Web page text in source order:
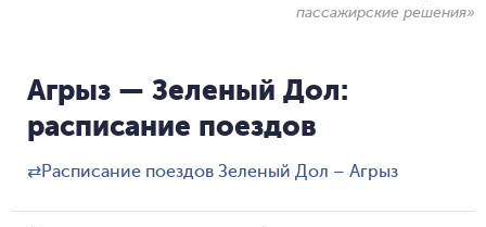
пассажирские решения»
Агрыз — Зеленый Дол:
расписание поездов
⇄Расписание поездов Зеленый Дол – Агрыз